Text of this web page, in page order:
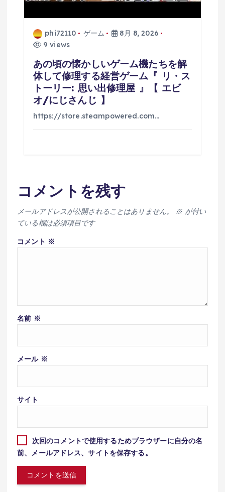
phi72110 ゲーム
8月 8, 2026
9 views
あの頃の懐かしいゲーム機たちを解
体して修理する経営ゲーム『 リ・ス
トーリー: 思い出修理屋 』【 エビ
オ/にじさんじ 】
https://store.steampowered.com…
コメントを残す
メールアドレスが公開されることはありません。 ※が付い
ている欄は必須項目です
コメント ※
名前 ※
メール ※
サイト
次回のコメントで使用するためブラウザーに自分の名
前、メールアドレス、サイトを保存する。